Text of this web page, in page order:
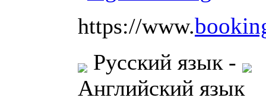
https://www.
Русский язык -
Английский язык